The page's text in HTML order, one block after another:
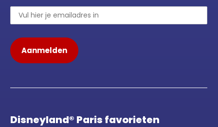
Disneyland® Paris favorieten